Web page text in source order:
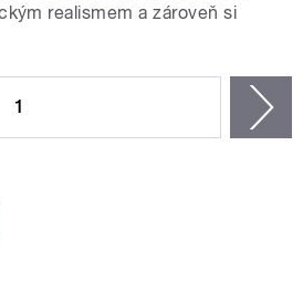
realismem a zároveň si
1